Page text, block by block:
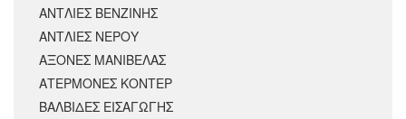
ΑΝΤΛΙΕΣ ΒΕΝΖΙΝΗΣ
ΑΝΤΛΙΕΣ ΝΕΡΟΥ
ΑΞΟΝΕΣ ΜΑΝΙΒΕΛΑΣ
ΑΤΕΡΜΟΝΕΣ ΚΟΝΤΕΡ
ΒΑΛΒΙΔΕΣ ΕΙΣΑΓΩΓΗΣ